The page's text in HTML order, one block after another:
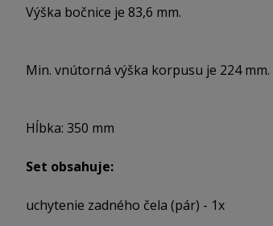
Výška bočnice je 83,6 mm.
Min. vnútorná výška korpusu je 224 mm.
Hĺbka: 350 mm
Set obsahuje:
uchytenie zadného čela (pár) - 1x